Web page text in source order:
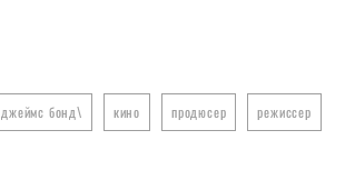
джеймс бонд\ кино продюсер режиссер